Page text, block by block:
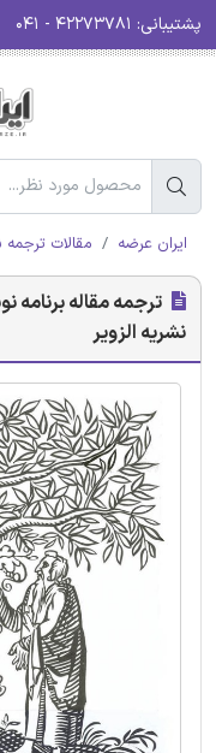
پشتیبانی:
ایران عرضه مقالات
ترجمه مقاله
نشریه الزویر